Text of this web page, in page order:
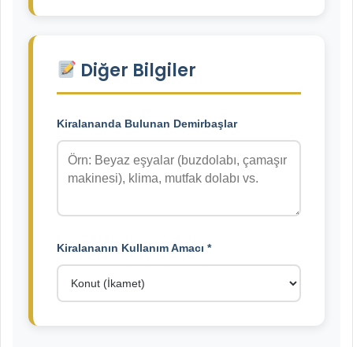
Diğer Bilgiler
Kiralananda Bulunan Demirbaşlar
Kiralananın Kullanım Amacı *